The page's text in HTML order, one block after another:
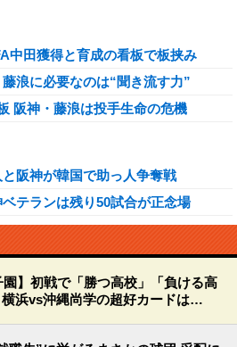
中田獲得と育成の看板で板挟み
浪に必要なのは“聞き流す力”
阪神・藤浪は投手生命の危機
阪神が韓国で助っ人争奪戦
テランは残り50試合が正念場
園】初戦で「勝つ高校」「負ける高
浜vs沖縄尚学の超好カードは…